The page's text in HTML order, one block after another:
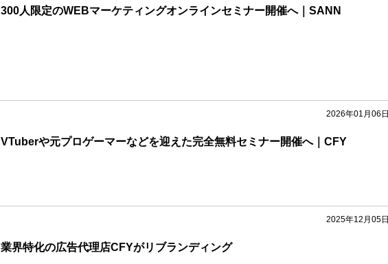
300人限定のWEBマーケティングオンラインセミナー開催へ｜SANN
2026年01月06日
VTuberや元プロゲーマーなどを迎えた完全無料セミナー開催へ｜CFY
2025年12月05日
業界特化の広告代理店CFYがリブランディング